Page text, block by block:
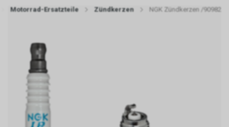
Motorrad-Ersatzteile Zündkerzen NGK Zündkerzen /90982